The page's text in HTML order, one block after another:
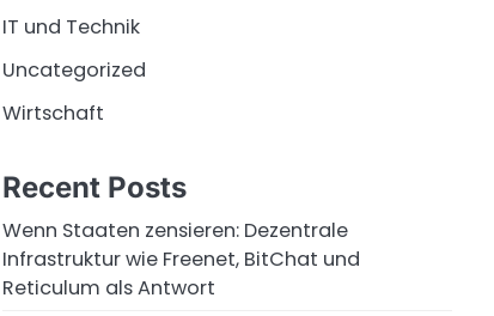
IT und Technik
Uncategorized
Wirtschaft
Recent Posts
Wenn Staaten zensieren: Dezentrale
Infrastruktur wie Freenet, BitChat und
Reticulum als Antwort